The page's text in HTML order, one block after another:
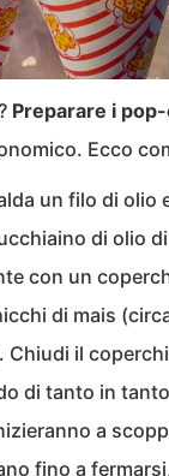
Preparare i
Ecco
un filo di olio
di olio
con un
di mais
Chiudi il
di tanto in
a
fino a